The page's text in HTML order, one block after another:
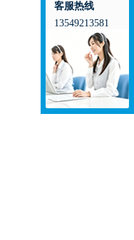
客服热线
13549213581